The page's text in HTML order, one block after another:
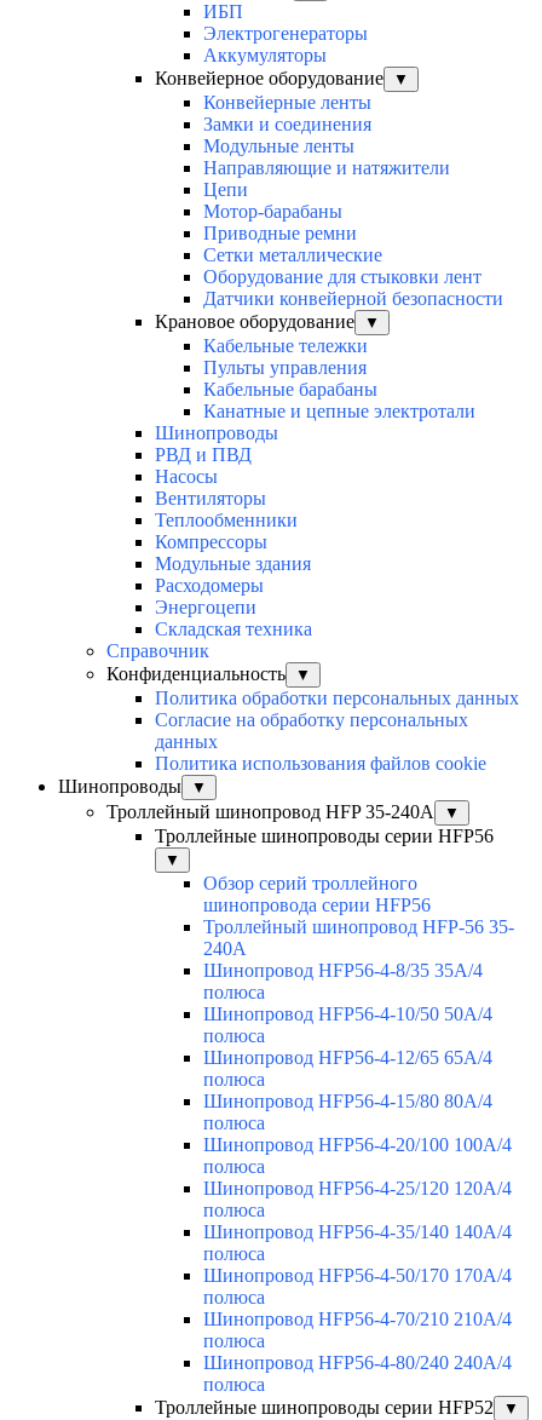
ИБП
Электрогенераторы
Аккумуляторы
Конвейерное оборудование
▼
Конвейерные ленты
Замки и соединения
Модульные ленты
Направляющие и натяжители
Цепи
Мотор-барабаны
Приводные ремни
Сетки металлические
Оборудование для стыковки лент
Датчики конвейерной безопасности
Крановое оборудование
▼
Кабельные тележки
Пульты управления
Кабельные барабаны
Канатные и цепные электротали
Шинопроводы
РВД и ПВД
Насосы
Вентиляторы
Теплообменники
Компрессоры
Модульные здания
Расходомеры
Энергоцепи
Складская техника
Справочник
Конфиденциальность
▼
Политика обработки персональных данных
Согласие на обработку персональных
данных
Политика использования файлов cookie
Шинопроводы
▼
Троллейный шинопровод HFP 35-240А ▼
Троллейные шинопроводы серии HFP56
▼
Обзор серий троллейного
шинопровода серии HFP56
Троллейный шинопровод HFP-56 35-
240А
Шинопровод HFP56-4-8/35 35А/4
полюса
Шинопровод HFP56-4-10/50 50А/4
полюса
Шинопровод HFP56-4-12/65 65А/4
полюса
Шинопровод HFP56-4-15/80 80А/4
полюса
Шинопровод HFP56-4-20/100 100А/4
полюса
Шинопровод HFP56-4-25/120 120А/4
полюса
Шинопровод HFP56-4-35/140 140А/4
полюса
Шинопровод HFP56-4-50/170 170А/4
полюса
Шинопровод HFP56-4-70/210 210А/4
полюса
Шинопровод HFP56-4-80/240 240А/4
полюса
Троллейные шинопроводы серии HFP52
▼